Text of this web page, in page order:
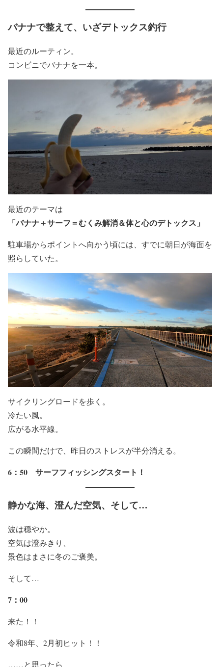
バナナで整えて、いざデトックス釣行
最近のルーティン。
コンビニでバナナを一本。
最近のテーマは
「バナナ＋サーフ＝むくみ解消＆体と心のデトックス」
駐車場からポイントへ向かう頃には、すでに朝日が海面を
照らしていた。
サイクリングロードを歩く。
冷たい風。
広がる水平線。
この瞬間だけで、昨日のストレスが半分消える。
6：50 サーフフィッシングスタート！
静かな海、澄んだ空気、そして…
波は穏やか。
空気は澄みきり、
景色はまさに冬のご褒美。
そして…
7：00
来た！！
令和8年、2月初ヒット！！
……と思ったら